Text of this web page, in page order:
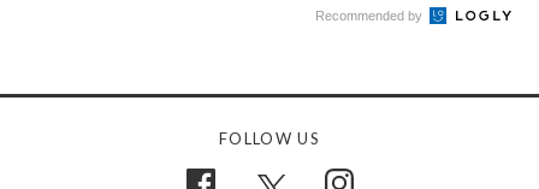
Recommended by
FOLLOW US